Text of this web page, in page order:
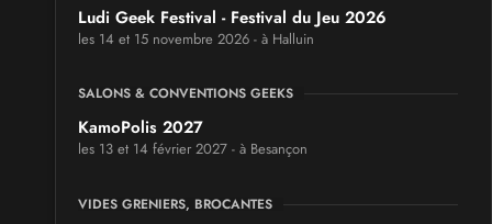
Ludi Geek Festival - Festival du Jeu 2026
les 14 et 15 novembre 2026 - à Halluin
SALONS & CONVENTIONS GEEKS
KamoPolis 2027
les 13 et 14 février 2027 - à Besançon
VIDES GRENIERS, BROCANTES